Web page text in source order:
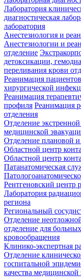
Лаборатория
диагностическая
лаборатория
Анестезиология и
Анестезиологии и
отделение
детоксикации,
переливания крови
Реанимация
хирургической
Реанимация
профиля Реанимация
отделения
Отделение
медицинской
Отделение плановой
Областной центр
Областной центр
Патанатомическая
Рентгеновский центр
Лаборатория
региона
Региональный
Отделение
отделение для
кровообращения
Клинико-экспертная
Отделение
госпитальной
качества